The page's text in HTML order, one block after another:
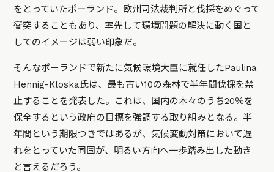
をとっていたポーランド。欧州司法裁判所と伐採をめぐって
衝突することもあり、率先して環境問題の解決に動く国と
してのイメージは弱い印象だ。
そんなポーランドで新たに気候環境大臣に就任したPaulina
Hennig-Kloska氏は、最も古い10の森林で半年間伐採を禁
止することを発表した。これは、国内の木々のうち20％を
保全するという政府の目標を強調する取り組みとなる。半
年間という期限つきではあるが、気候変動対策において遅
れをとっていた同国が、明るい方向へ一歩踏み出した動き
と言えるだろう。